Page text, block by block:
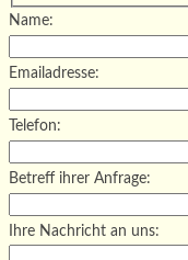
Name:
Emailadresse:
Telefon:
Betreff ihrer Anfrage:
Ihre Nachricht an uns: